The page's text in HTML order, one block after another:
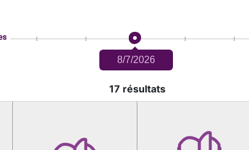
8/7/2026
17 résultats